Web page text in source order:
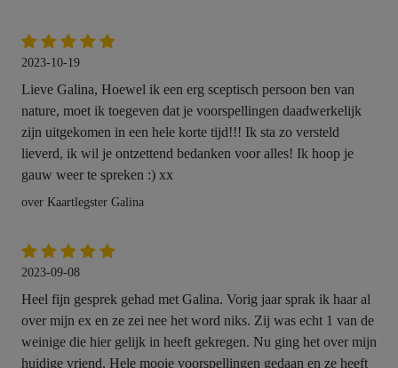
2023-10-19
Lieve Galina, Hoewel ik een erg sceptisch persoon ben van
nature, moet ik toegeven dat je voorspellingen daadwerkelijk
zijn uitgekomen in een hele korte tijd!!! Ik sta zo versteld
lieverd, ik wil je ontzettend bedanken voor alles! Ik hoop je
gauw weer te spreken :) xx
over Kaartlegster Galina
2023-09-08
Heel fijn gesprek gehad met Galina. Vorig jaar sprak ik haar al
over mijn ex en ze zei nee het word niks. Zij was echt 1 van de
weinige die hier gelijk in heeft gekregen. Nu ging het over mijn
huidige vriend. Hele mooie voorspellingen gedaan en ze heeft